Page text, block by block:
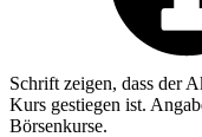
Schrift zeigen, dass der
Kurs gestiegen ist.
Börsenkurse.